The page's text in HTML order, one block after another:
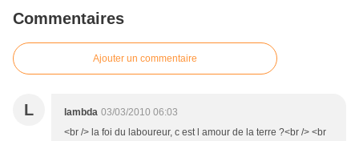
Commentaires
Ajouter un commentaire
L lambda 03/03/2010 06:03
<br /> la foi du laboureur, c est l amour de la terre ?<br /> <br